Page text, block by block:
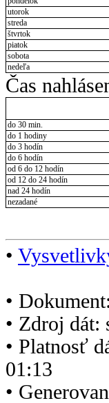
utorok
streda
štvrtok
piatok
sobota
nedeľa
Čas
do 30 min.
do 1 hodiny
do 3 hodín
do 6 hodín
od 6 do 12 hodín
od 12 do 24 hodín
nad 24 hodín
nezadané
•
•
• Zdroj dát:
• Platnosť
01:13
•